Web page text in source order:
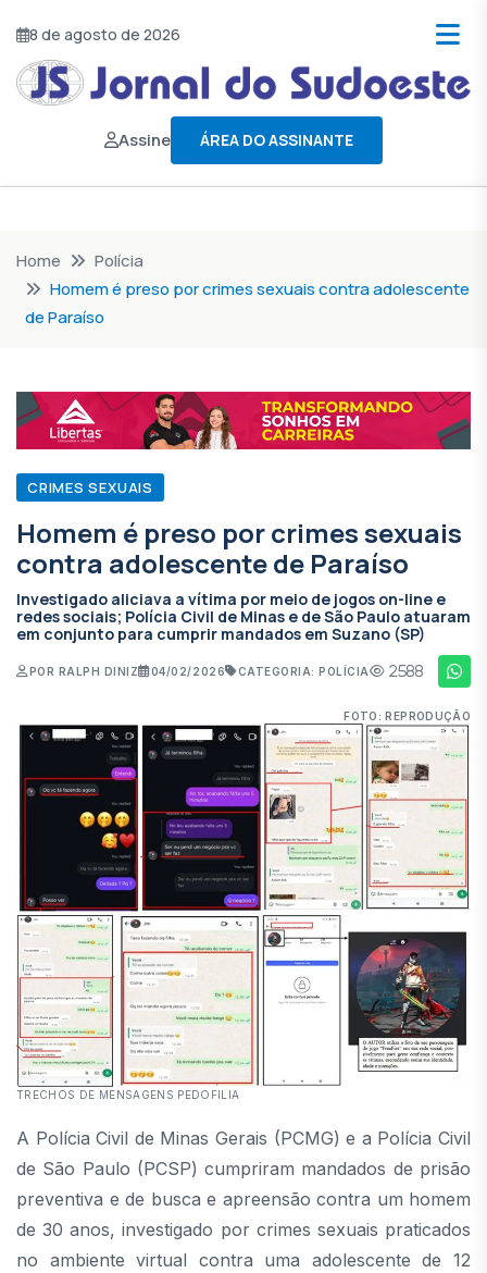
8 de agosto de 2026
Assine ÁREA DO ASSINANTE
Home
Polícia
Homem é preso por crimes sexuais contra adolescente
de Paraíso
CRIMES SEXUAIS
Homem é preso por crimes sexuais
contra adolescente de Paraíso
Investigado aliciava a vítima por meio de jogos on-line e
redes sociais; Polícia Civil de Minas e de São Paulo atuaram
em conjunto para cumprir mandados em Suzano (SP)
POR RALPH DINIZ 04/02/2026 CATEGORIA: POLÍCIA 2588
FOTO: REPRODUÇÃO
TRECHOS DE MENSAGENS PEDOFILIA
A Polícia Civil de Minas Gerais (PCMG) e a Polícia Civil
de São Paulo (PCSP) cumpriram mandados de prisão
preventiva e de busca e apreensão contra um homem
de 30 anos, investigado por crimes sexuais praticados
no ambiente virtual contra uma adolescente de 12